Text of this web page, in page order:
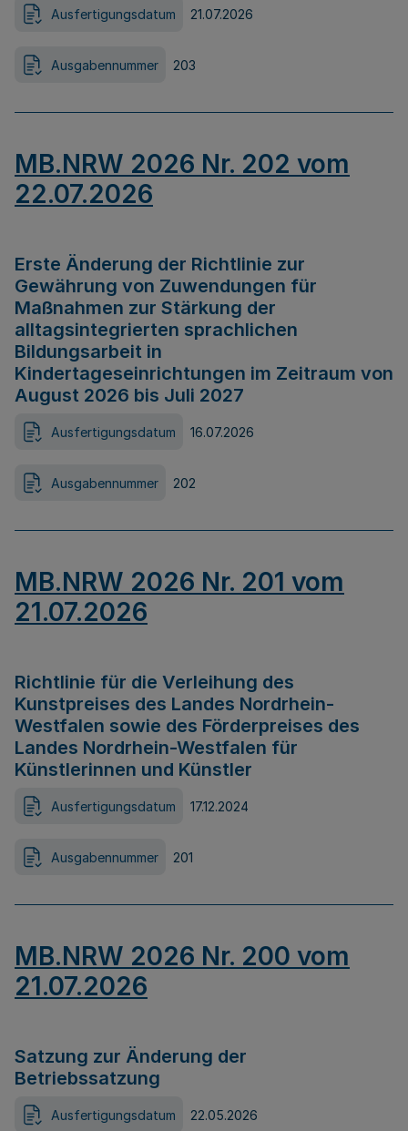
Ausfertigungsdatum 21.07.2026
Ausgabennummer 203
MB.NRW 2026 Nr. 202 vom
22.07.2026
Erste Änderung der Richtlinie zur
Gewährung von Zuwendungen für
Maßnahmen zur Stärkung der
alltagsintegrierten sprachlichen
Bildungsarbeit in
Kindertageseinrichtungen im Zeitraum von
August 2026 bis Juli 2027
Ausfertigungsdatum 16.07.2026
Ausgabennummer 202
MB.NRW 2026 Nr. 201 vom
21.07.2026
Richtlinie für die Verleihung des
Kunstpreises des Landes Nordrhein-
Westfalen sowie des Förderpreises des
Landes Nordrhein-Westfalen für
Künstlerinnen und Künstler
Ausfertigungsdatum 17.12.2024
Ausgabennummer 201
MB.NRW 2026 Nr. 200 vom
21.07.2026
Satzung zur Änderung der
Betriebssatzung
Ausfertigungsdatum 22.05.2026